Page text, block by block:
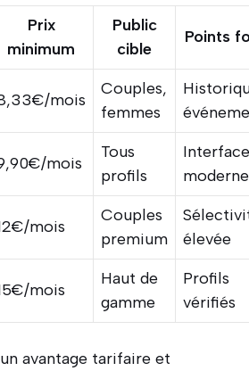
Prix
minimum
Public
cible
Points
mois
Couples,
femmes
mois
Tous
profils
Interface
moderne
mois
Couples
premium
élevée
mois
Haut de
gamme
Profils
vérifiés
avantage tarifaire et